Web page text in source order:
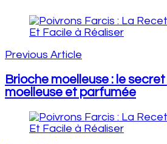
Post
Navigation
Previous Article
Brioche moelleuse : le
moelleuse et parfumée